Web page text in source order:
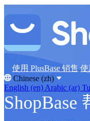
使用 PlusBase 销售 使
Chinese (zh)
English (en) Arabic (ar)
ShopBase